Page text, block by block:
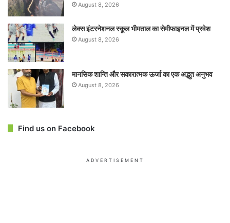
August 8, 2026
लेक्स इंटरनेशनल स्कूल भीमताल का सेमीफाइनल में प्रवेश
August 8, 2026
मानसिक शान्ति और सकारात्मक ऊर्जा का एक अद्भुत अनुभव
August 8, 2026
Find us on Facebook
ADVERTISEMENT